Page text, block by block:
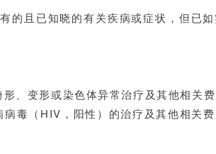
的且已知晓的有关疾病或症状，但已
、变形或染色体异常治疗及其他相关
毒（HIV，阳性）的治疗及其他相关